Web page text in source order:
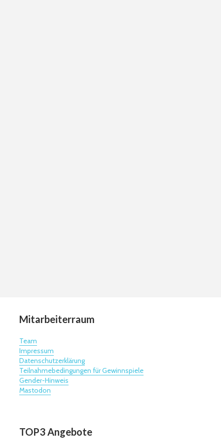
Mitarbeiterraum
Team
Impressum
Datenschutzerklärung
Teilnahmebedingungen für Gewinnspiele
Gender-Hinweis
Mastodon
TOP3 Angebote